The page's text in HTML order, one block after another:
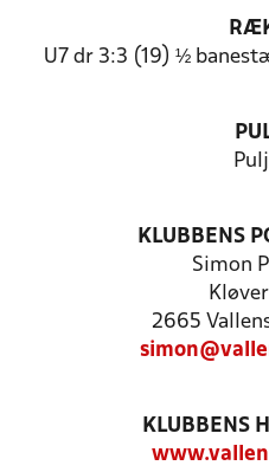
U7 dr 3:3 (19) ½
KLUBBENS
Simon
2665
KLUBBENS